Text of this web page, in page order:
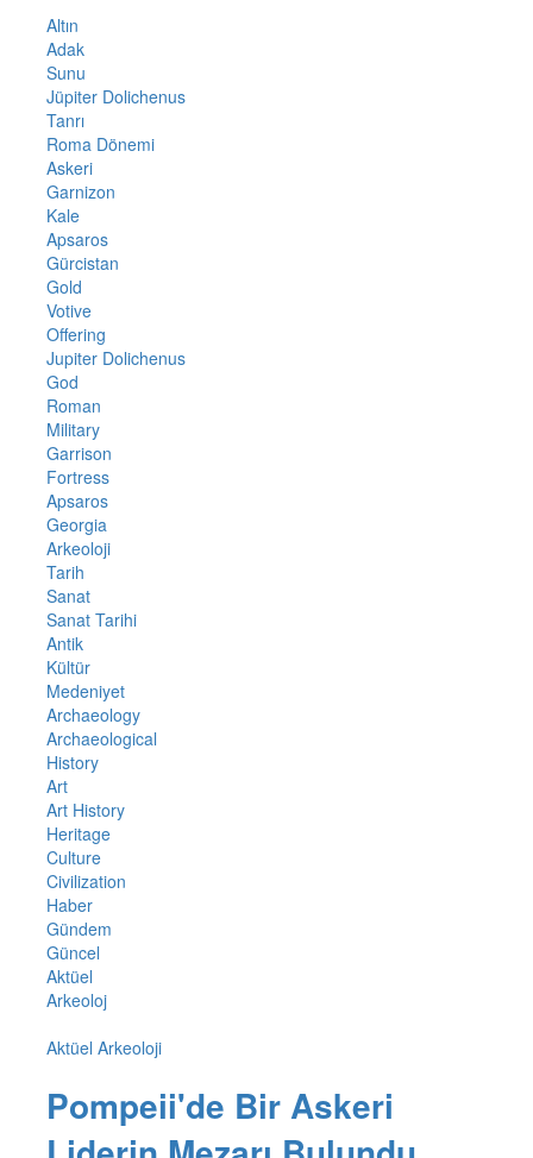
Altın
Adak
Sunu
Jüpiter Dolichenus
Tanrı
Roma Dönemi
Askeri
Garnizon
Kale
Apsaros
Gürcistan
Gold
Votive
Offering
Jupiter Dolichenus
God
Roman
Military
Garrison
Fortress
Apsaros
Georgia
Arkeoloji
Tarih
Sanat
Sanat Tarihi
Antik
Kültür
Medeniyet
Archaeology
Archaeological
History
Art
Art History
Heritage
Culture
Civilization
Haber
Gündem
Güncel
Aktüel
Arkeoloj
Aktüel Arkeoloji
Pompeii'de Bir Askeri